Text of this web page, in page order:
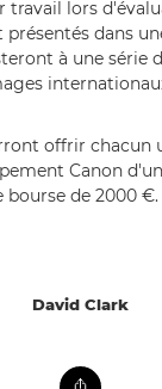
travail lors
dans
à une série
offrir chacun
Canon
de 2000 €.
David Clark